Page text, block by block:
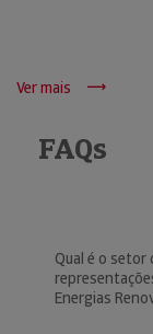
Ver mais
FAQs
Qual é o setor
Energias